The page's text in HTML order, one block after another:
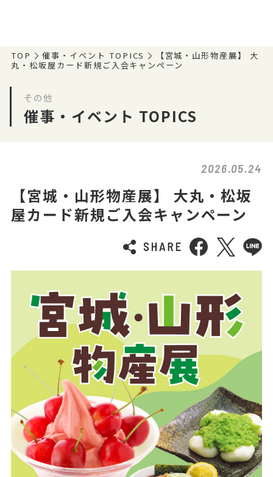
TOP 催事・イベント TOPICS
【宮城・山形物産展】 大
丸・松坂屋カード新規ご入会キャンペーン
その他
催事・イベント TOPICS
2026.05.24
【宮城・山形物産展】 大丸・松坂
屋カード新規ご入会キャンペーン